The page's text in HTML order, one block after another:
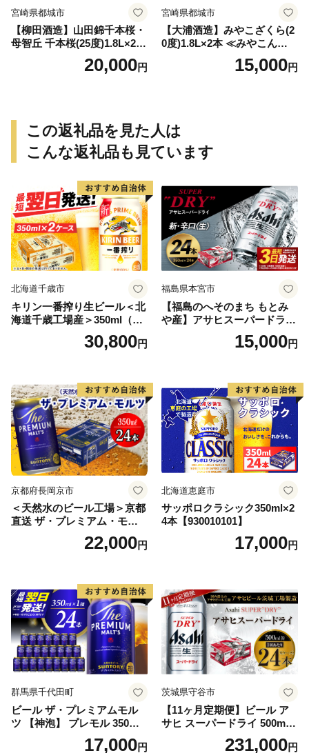
宮崎県都城市
【柳田酒造】山田錦千本桜・
母智丘 千本桜(25度)1.8L×2本
≪みやこんじょ特急便≫_AC
20,000円
宮崎県都城市
【大浦酒造】みやこざくら(2
0度)1.8L×2本 ≪みやこんじょ
特急便≫_MJ-077115,000円
この返礼品を見た人は
こんな返礼品も見ています
北海道千歳市
キリン一番搾り生ビール＜北
海道千歳工場産＞350ml（24
30,800円
福島県本宮市
【福島のへそのまち もとみ
や産】アサヒスーパードライ
350ml×24本 合計8.4L 1ケー
ス アルコール度数5% 缶ビー
口 送料無料 カメイ 本宮市
【07214-0206】
15,000円
京都府長岡京市
＜天然水のビール工場＞京都
直送 ザ・プレミアム・モル
ツ 350ml×24本 プレモル [149
22,000円
北海道恵庭市
サッポロクラシック350ml×2
4本【930010101】
17,000円
群馬県千代田町
ビール ザ・プレミアムモル
ツ 【神泡】 プレモル 350ml
× 24本 サントリー〈天然水の
ビール工場〉群馬※沖縄・離
17,000円
茨城県守谷市
【11ヶ月定期便】ビール ア
サヒ スーパードライ 500ml 2
4本 1ケース×11ヶ月 | アサヒ
ビール 究極の辛口 酒 お酒 ア
231,000円